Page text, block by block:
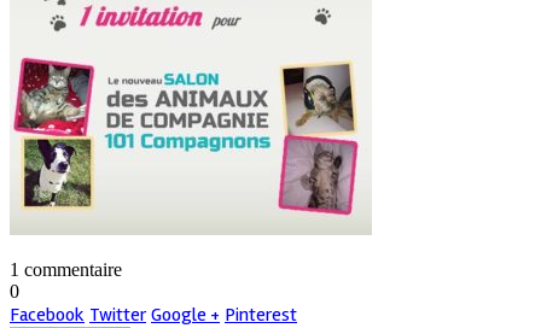
1 commentaire
0
Facebook Twitter Google + Pinterest